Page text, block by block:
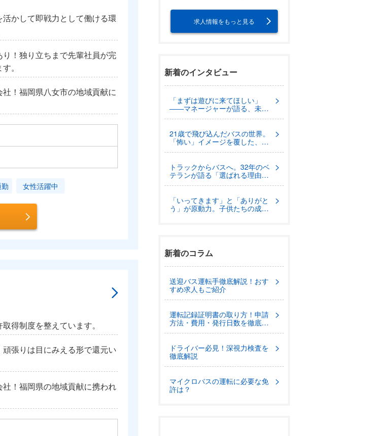
かして即戦力として働ける環
！独り立ちまで先輩社員が完
。
！福岡県八女市の地域貢献に
女性活躍中
得制度を整えています。
張りは目にみえる形で還元い
！福岡県の地域貢献に携われ
求人情報をもっと見る
新着のインタビュー
「まずは遊びに来てほしい」
――マネージャーが語る、未経
ス株式会社】
21歳で飛び込んだバスの世界。
「怖い」イメージを覆した、温
トラックからバスへ。32年のベ
テランが語る「選ばれる理由」
「いってきます」と「ありがと
う」が原動力。子供たちの成長
新着のコラム
送迎バス運転手徹底解説！おす
すめ求人もご紹介
運転記録証明書の取り方！申請
方法・費用・発行日数を徹底解
ドライバー必見！深視力検査を
徹底解説
マイクロバスの運転に必要な免
許は？